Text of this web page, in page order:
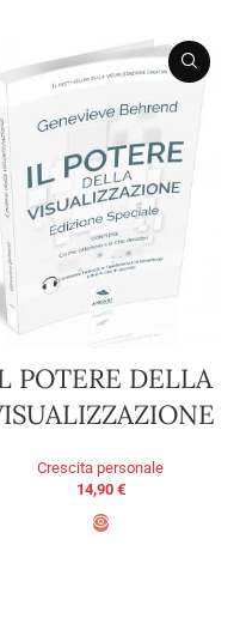
POTERE DELLA
Crescita personale
14,90 €